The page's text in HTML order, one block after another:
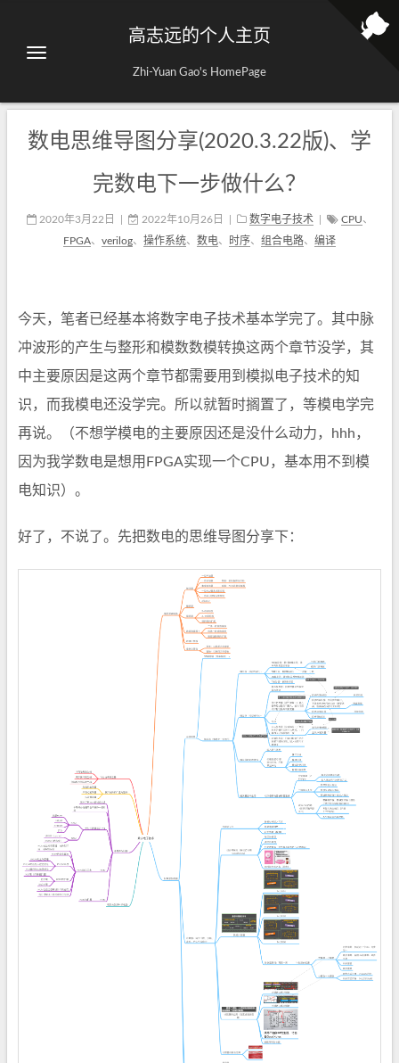
高志远的个人主页
Zhi-Yuan Gao's HomePage
数电思维导图分享(2020.3.22版)、学
完数电下一步做什么？
2020年3月22日 2022年10月26日 数字电子技术 CPU、
FPGA、 verilog、 操作系统、 数电、 时序、 组合电路、 编译
今天，笔者已经基本将数字电子技术基本学完了。其中脉
冲波形的产生与整形和模数数模转换这两个章节没学，其
中主要原因是这两个章节都需要用到模拟电子技术的知
识，而我模电还没学完。所以就暂时搁置了，等模电学完
再说。（不想学模电的主要原因还是没什么动力，hhh，
因为我学数电是想用FPGA实现一个CPU，基本用不到模
电知识）。
好了，不说了。先把数电的思维导图分享下：